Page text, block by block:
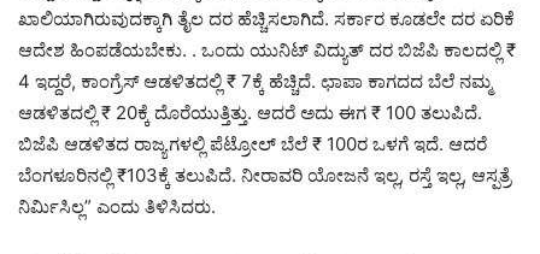
ಖಾಲಿಯಾಗಿರುವುದಕ್ಕಾಗಿ ತೈಲ ದರ ಹೆಚ್ಚಿಸಲಾಗಿದೆ. ಸರ್ಕಾರ ಕೂಡಲೇ ದರ ಏರಿಕೆ
ಆದೇಶ ಹಿಂಪಡೆಯಬೇಕು. . ಒಂದು ಯುನಿಟ್‌ ವಿದ್ಯುತ್ ದರ ಬಿಜೆಪಿ ಕಾಲದಲ್ಲಿ ₹
4 ಇದ್ದರೆ, ಕಾಂಗ್ರೆಸ್‌ ಆಡಳಿತದಲ್ಲಿ ₹ 7ಕ್ಕೆ ಹೆಚ್ಚಿದೆ. ಛಾಪಾ ಕಾಗದದ ಬೆಲೆ ನಮ್ಮ
ಆಡಳಿತದಲ್ಲಿ ₹ 20ಕ್ಕೆ ದೊರೆಯುತ್ತಿತ್ತು. ಆದರೆ ಅದು ಈಗ ₹ 100 ತಲುಪಿದೆ.
ಬಿಜೆಪಿ ಆಡಳಿತದ ರಾಜ್ಯಗಳಲ್ಲಿ ಪೆಟ್ರೋಲ್‌ ಬೆಲೆ ₹ 100ರ ಒಳಗೆ ಇದೆ. ಆದರೆ
ಬೆಂಗಳೂರಿನಲ್ಲಿ ₹103ಕ್ಕೆ ತಲುಪಿದೆ. ನೀರಾವರಿ ಯೋಜನೆ ಇಲ್ಲ, ರಸ್ತೆ ಇಲ್ಲ, ಆಸ್ಪತ್ರೆ
ನಿರ್ಮಿಸಿಲ್ಲ” ಎಂದು ತಿಳಿಸಿದರು.